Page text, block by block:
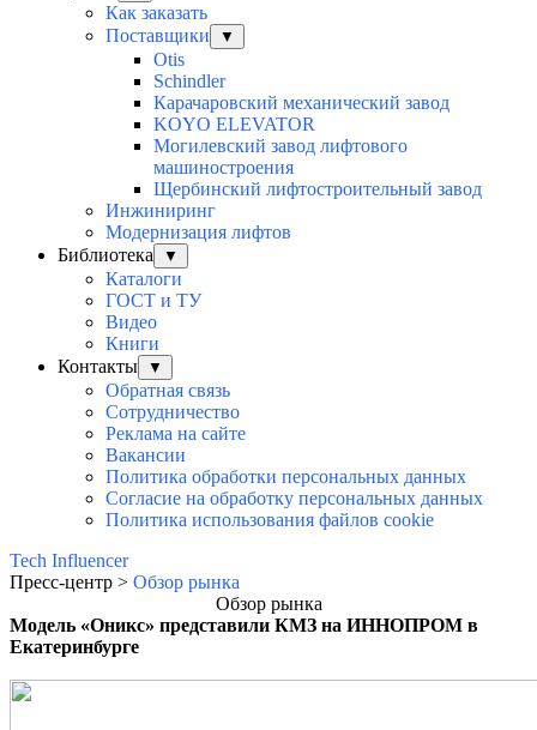
Как заказать
Поставщики
▼
Otis
Schindler
Карачаровский механический завод
KOYO ELEVATOR
Могилевский завод лифтового
машиностроения
Щербинский лифтостроительный завод
Инжиниринг
Модернизация лифтов
Библиотека
▼
Каталоги
ГОСТ и ТУ
Видео
Книги
Контакты
▼
Обратная связь
Сотрудничество
Реклама на сайте
Вакансии
Политика обработки персональных данных
Согласие на обработку персональных данных
Политика использования файлов cookie
Tech Influencer
Пресс-центр > Обзор рынка
Обзор рынка
Модель «Оникс» представили КМЗ на ИННОПРОМ в
Екатеринбурге